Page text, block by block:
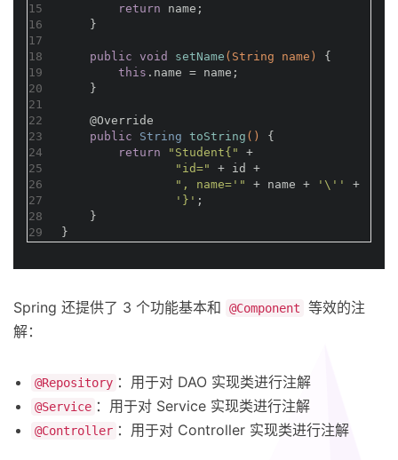
15
16
17
18
19
20
21
22
23
24
25
26
27
28
29
return name;
    }
public void setName (String name)
{
this .name = name;
    }
@Override
public String toString ()
{
return
"Student{"
+
"id="
+ id +
", name='"
+ name + '\''
+
'}' ;
    }
}
Spring 还提供了 3 个功能基本和 @Component
等效的注
解：
@Repository ：用于对 DAO 实现类进行注解
@Service ：用于对 Service 实现类进行注解
@Controller ：用于对 Controller 实现类进行注解